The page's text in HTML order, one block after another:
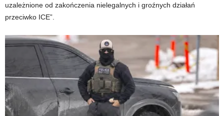
uzależnione od zakończenia nielegalnych i groźnych działań
przeciwko ICE”.